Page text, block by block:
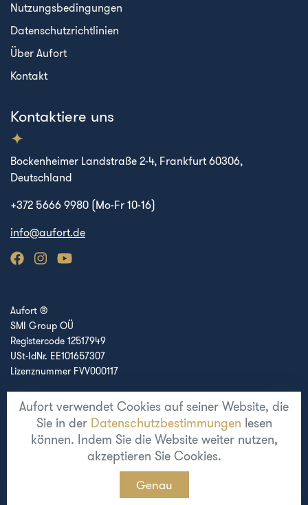
Nutzungsbedingungen
Datenschutzrichtlinien
Über Aufort
Kontakt
Kontaktiere uns
Bockenheimer Landstraße 2-4, Frankfurt 60306,
Deutschland
+372 5666 9980 (Mo-Fr 10-16)
info@aufort.de
Aufort ®
SMI Group OÜ
Registercode 12517949
USt-IdNr. EE101657307
Lizenznummer FVV000117
Aufort © 2014 - 2026. Alle Rechte vorbehalten.
Region
Europe
Aufort verwendet Cookies auf seiner Website, die
Sie in der Datenschutzbestimmungen lesen
können. Indem Sie die Website weiter nutzen,
akzeptieren Sie Cookies.
Genau